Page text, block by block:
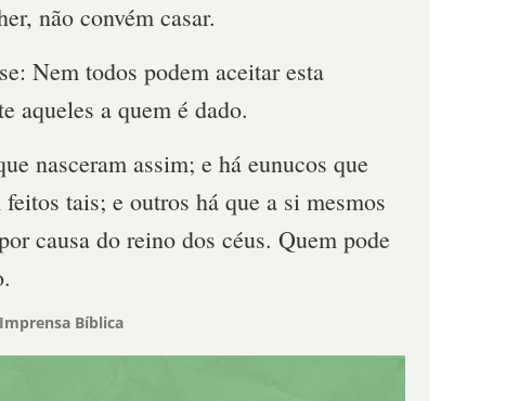
não convém casar.
Nem todos podem aceitar esta
aqueles a quem é dado.
nasceram assim; e há eunucos que
tais; e outros há que a si mesmos
causa do reino dos céus. Quem pode
Bíblica